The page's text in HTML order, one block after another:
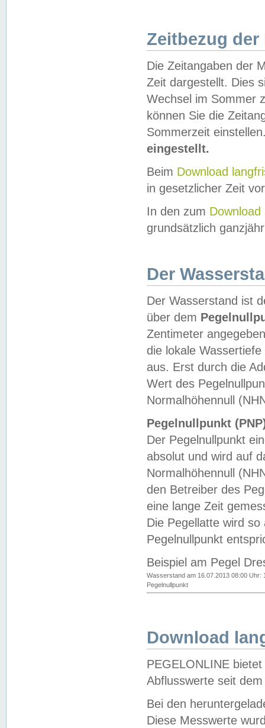
Zeitbezug der
Die Zeitangaben der
Zeit dargestellt. Dies
Wechsel im Sommer
können Sie die
Sommerzeit
eingestellt.
Beim Download
in gesetzlicher Zeit
In den zum Download
grundsätzlich
Der
Der Wasserstand ist
über dem
Zentimeter
die lokale
aus. Erst durch die
Wert des
Normalhöhennull
Pegelnullpunkt
Der Pegelnullpunkt
absolut und wird auf
Normalhöhennull
den Betreiber des
eine lange Zeit
Die Pegellatte wird
Pegelnullpunkt
Beispiel am Pegel
Wasserstand am 16.07.2013 08:00 Uhr:
Pegelnullpunkt
Download
PEGELONLINE
Abflusswerte seit
Bei den
Diese Messwerte